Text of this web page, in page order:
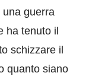
una guerra
ha tenuto il
schizzare il
quanto siano